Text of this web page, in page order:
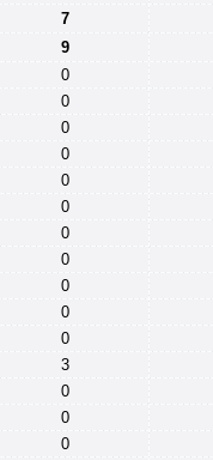
7
9
0
0
0
0
0
0
0
0
0
0
0
3
0
0
0